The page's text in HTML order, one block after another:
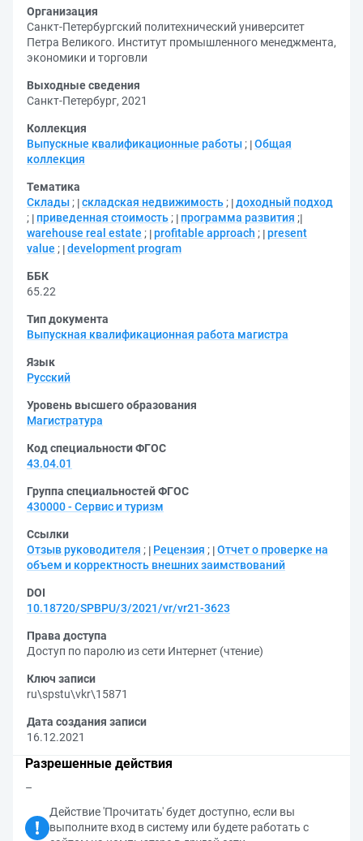
Организация
Санкт-Петербургский политехнический университет
Петра Великого. Институт промышленного менеджмента,
экономики и торговли
Выходные сведения
Санкт-Петербург, 2021
Коллекция
Выпускные квалификационные работы ; Общая
коллекция
Тематика
Склады ; складская недвижимость ; доходный подход
;
приведенная стоимость ; программа развития ;
warehouse real estate ; profitable approach ; present
value ; development program
ББК
65.22
Тип документа
Выпускная квалификационная работа магистра
Язык
Русский
Уровень высшего образования
Магистратура
Код специальности ФГОС
43.04.01
Группа специальностей ФГОС
430000 - Сервис и туризм
Ссылки
Отзыв руководителя ; Рецензия ; Отчет о проверке на
объем и корректность внешних заимствований
DOI
10.18720/SPBPU/3/2021/vr/vr21-3623
Права доступа
Доступ по паролю из сети Интернет (чтение)
Ключ записи
ru\spstu\vkr\15871
Дата создания записи
16.12.2021
Разрешенные действия
–
Действие 'Прочитать' будет доступно, если вы
выполните вход в систему или будете работать с